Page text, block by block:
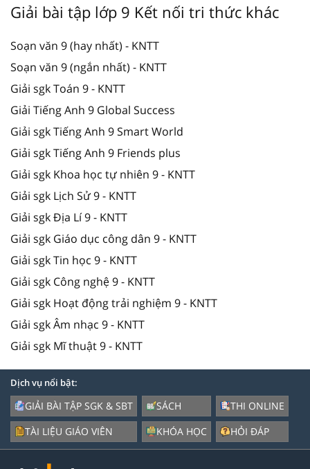
Giải bài tập lớp 9 Kết nối tri thức khác
Soạn văn 9 (hay nhất) - KNTT
Soạn văn 9 (ngắn nhất) - KNTT
Giải sgk Toán 9 - KNTT
Giải Tiếng Anh 9 Global Success
Giải sgk Tiếng Anh 9 Smart World
Giải sgk Tiếng Anh 9 Friends plus
Giải sgk Khoa học tự nhiên 9 - KNTT
Giải sgk Lịch Sử 9 - KNTT
Giải sgk Địa Lí 9 - KNTT
Giải sgk Giáo dục công dân 9 - KNTT
Giải sgk Tin học 9 - KNTT
Giải sgk Công nghệ 9 - KNTT
Giải sgk Hoạt động trải nghiệm 9 - KNTT
Giải sgk Âm nhạc 9 - KNTT
Giải sgk Mĩ thuật 9 - KNTT
Dịch vụ nổi bật:
GIẢI BÀI TẬP SGK & SBT
TÀI LIỆU GIÁO VIÊN
SÁCH
KHÓA HỌC
THI ONLINE
HỎI ĐÁP